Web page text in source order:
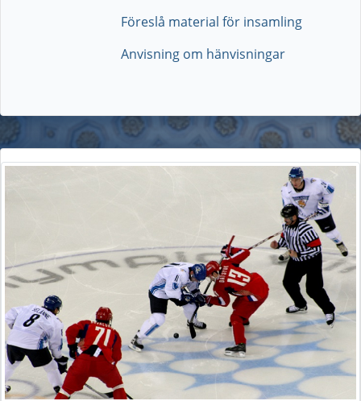
Föreslå material för insamling
Anvisning om hänvisningar